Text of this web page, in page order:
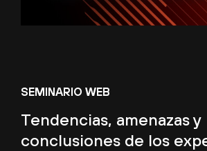
SEMINARIO WEB
Tendencias, amenazas y
conclusiones de los